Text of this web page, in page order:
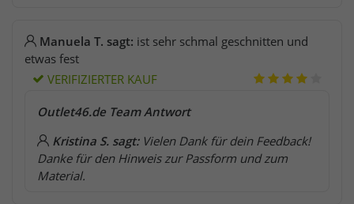
Manuela T. sagt: ist sehr schmal geschnitten und
etwas fest
VERIFIZIERTER KAUF
Outlet46.de Team Antwort
Kristina S. sagt: Vielen Dank für dein Feedback!
Danke für den Hinweis zur Passform und zum
Material.